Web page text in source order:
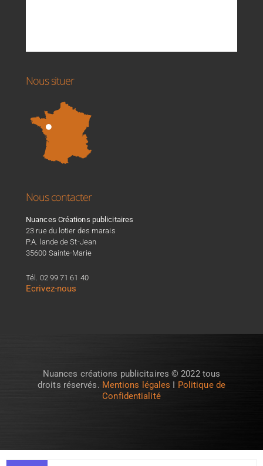
Nous situer
Nous contacter
Nuances Créations publicitaires
23 rue du lotier des marais
P.A. lande de St-Jean
35600 Sainte-Marie
Tél. 02 99 71 61 40
Ecrivez-nous
Nuances créations publicitaires © 2022 tous
droits réservés. Mentions légales I Politique de
Confidentialité